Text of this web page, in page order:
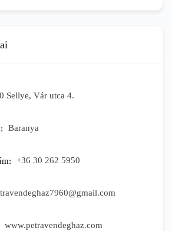
Sellye, Vár utca 4.
Baranya
+36 30 262 5950
www.petravendeghaz.com